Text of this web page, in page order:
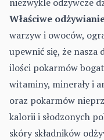
Właściwe
warzyw i owoców,
upewnić się, że nasza
ilości pokarmów
witaminy, minerały i
oraz pokarmów
kalorii i słodzonych
skóry składników